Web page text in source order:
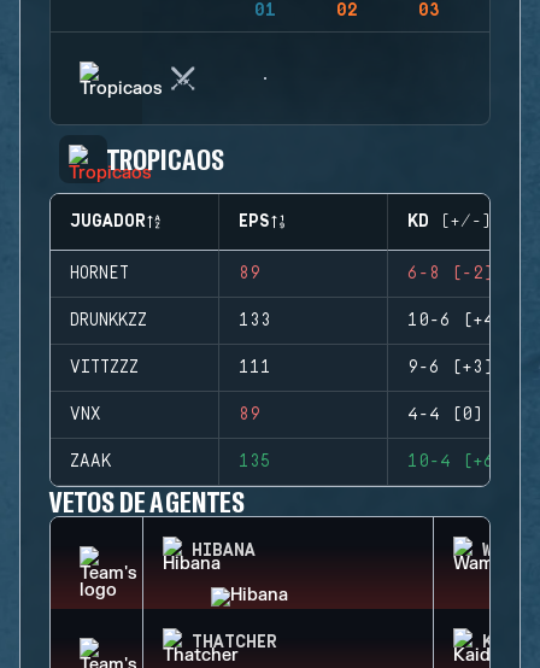
01 02 03
TROPICAOS
JUGADOR EPS KD (+/-)
HORNET 89 6-8 (-2)
DRUNKKZZ 133 10-6 (+4)
VITTZZZ 111 9-6 (+3)
VNX 89 4-4 (0)
ZAAK 135 10-4 (+6)
VETOS DE AGENTES
HIBANA WAMAI
THATCHER KAID